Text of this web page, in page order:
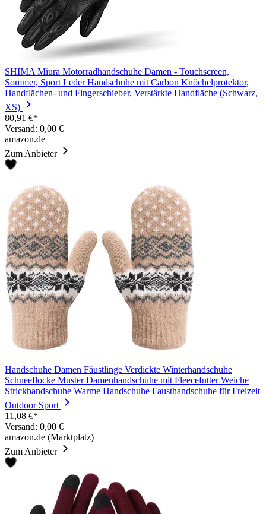
SHIMA Miura Motorradhandschuhe Damen - Touchscreen,
Sommer, Sport Leder Handschuhe mit Carbon Knöchelprotektor,
Handflächen- und Fingerschieber, Verstärkte Handfläche (Schwarz,
XS)
80,91 €*
Versand: 0,00 €
amazon.de
Zum Anbieter
Handschuhe Damen Fäustlinge Verdickte Winterhandschuhe
Schneeflocke Muster Damenhandschuhe mit Fleecefutter Weiche
Strickhandschuhe Warme Handschuhe Fausthandschuhe für Freizeit
Outdoor Sport
11,08 €*
Versand: 0,00 €
amazon.de (Marktplatz)
Zum Anbieter